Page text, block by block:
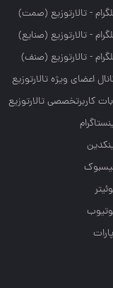
- تالارتوزيع (صمت)
- تالارتوزيع (صنايع)
- تالارتوزیع (صنف)
اعضای ویژه تالارتوزیع
کاربرتخصصی تالارتوزیع